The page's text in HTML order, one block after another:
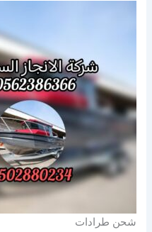
شحن طرادات